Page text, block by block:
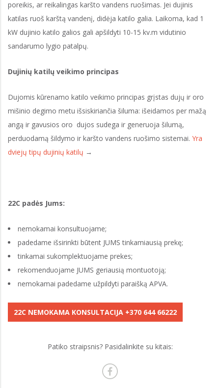
poreikis, ar reikalingas karšto vandens ruošimas. Jei dujinis
katilas ruoš karštą vandenį, didėja katilo galia. Laikoma, kad 1
kW dujinio katilo galios gali apšildyti 10-15 kv.m vidutinio
sandarumo lygio patalpų.
Dujinių katilų veikimo principas
Dujomis kūrenamo katilo veikimo principas grįstas dujų ir oro
mišinio degimo metu išsiskiriančia šiluma: išeidamos per mažą
angą ir gavusios oro dujos sudega ir generuoja šilumą,
perduodamą šildymo ir karšto vandens ruošimo sistemai. Yra
dviejų tipų dujinių katilų →
22C padės Jums:
nemokamai konsultuojame;
padedame išsirinkti būtent JUMS tinkamiausią prekę;
tinkamai sukomplektuojame prekes;
rekomenduojame JUMS geriausią montuotoją;
nemokamai padedame užpildyti paraišką APVA.
22C NEMOKAMA KONSULTACIJA +370 644 66222
Patiko straipsnis? Pasidalinkite su kitais: